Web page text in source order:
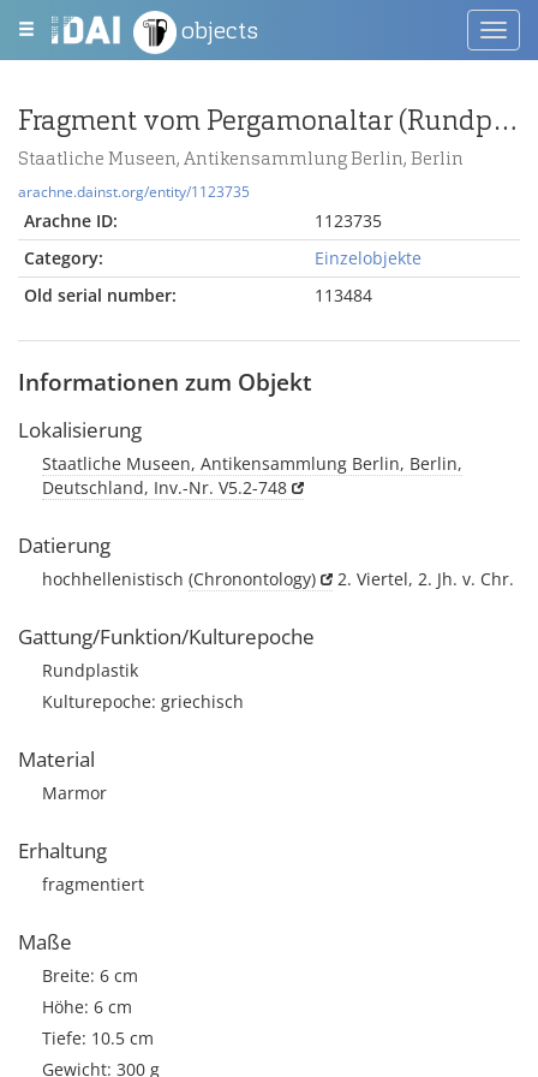
objects
Fragment vom Pergamonaltar (Rundplastik oder Relief); Berlin:Relief / Statue (?), Gewandstück
Staatliche Museen, Antikensammlung Berlin, Berlin
arachne.dainst.org/entity/1123735
Arachne ID:
1123735
Category:
Einzelobjekte
Old serial number:
113484
Informationen zum Objekt
Lokalisierung
Staatliche Museen, Antikensammlung Berlin, Berlin,
Deutschland, Inv.-Nr. V5.2-748
Datierung
hochhellenistisch (Chronontology) 2. Viertel, 2. Jh. v. Chr.
Gattung/Funktion/Kulturepoche
Rundplastik
Kulturepoche: griechisch
Material
Marmor
Erhaltung
fragmentiert
Maße
Breite: 6 cm
Höhe: 6 cm
Tiefe: 10.5 cm
Gewicht: 300 g